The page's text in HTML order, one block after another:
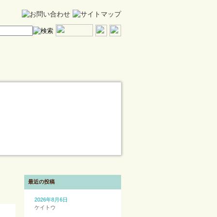
最近の投稿
2026年8月6日
ケイトウ